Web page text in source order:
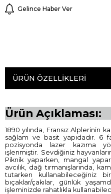
Gelince Haber Ver
ÜRÜN ÖZELLIKLERI
Ürün Açıklaması:
1890 yılında, Fransız Alplerinin
sağlam ve basit yapıdadır. 6
pozisyonda lazer kazıma
işlenmiştir. Sevdiğiniz
Piknik yaparken, mangal
avcılık, dağ tırmanışlarında,
tutarken kullanabileceğiniz
bıçaklar/çakılar, günlük
işleminizde rahatlıkla